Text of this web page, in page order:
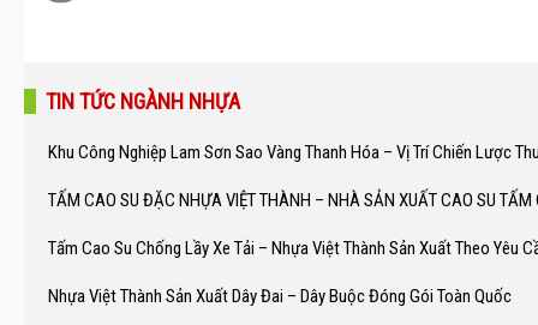
TIN TỨC NGÀNH NHỰA
Khu Công Nghiệp Lam Sơn Sao Vàng Thanh Hóa – Vị Trí Chiến Lược
TẤM CAO SU ĐẶC NHỰA VIỆT THÀNH – NHÀ SẢN XUẤT CAO SU TẤM
Tấm Cao Su Chống Lầy Xe Tải – Nhựa Việt Thành Sản Xuất Theo Yêu
Nhựa Việt Thành Sản Xuất Dây Đai – Dây Buộc Đóng Gói Toàn Quốc